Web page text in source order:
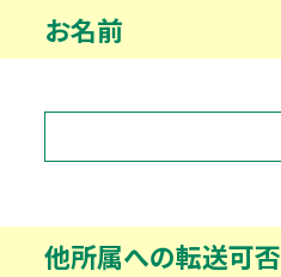
お名前
他所属への転送可否